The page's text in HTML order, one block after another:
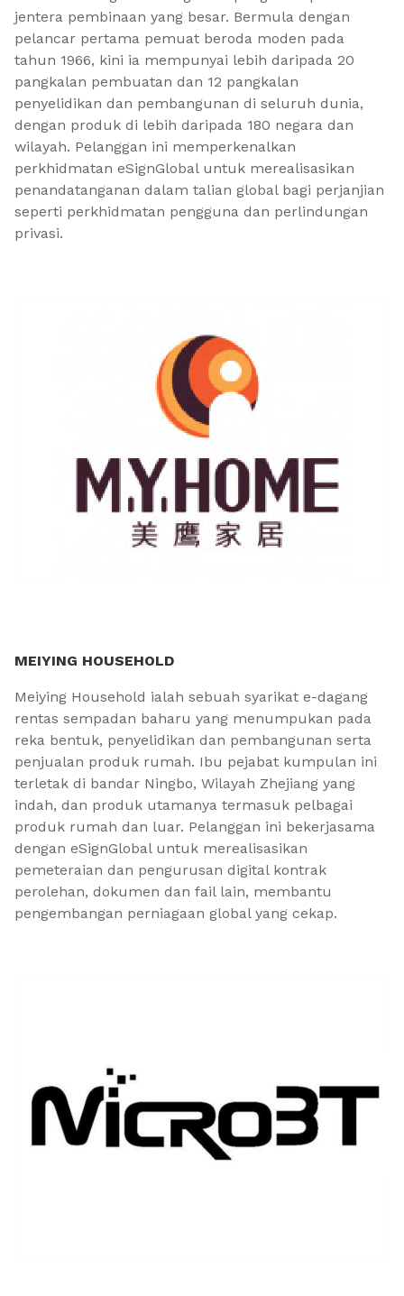
jentera pembinaan yang besar. Bermula dengan
pelancar pertama pemuat beroda moden pada
tahun 1966, kini ia mempunyai lebih daripada 20
pangkalan pembuatan dan 12 pangkalan
penyelidikan dan pembangunan di seluruh dunia,
dengan produk di lebih daripada 180 negara dan
wilayah. Pelanggan ini memperkenalkan
perkhidmatan eSignGlobal untuk merealisasikan
penandatanganan dalam talian global bagi perjanjian
seperti perkhidmatan pengguna dan perlindungan
privasi.
MEIYING HOUSEHOLD
Meiying Household ialah sebuah syarikat e-dagang
rentas sempadan baharu yang menumpukan pada
reka bentuk, penyelidikan dan pembangunan serta
penjualan produk rumah. Ibu pejabat kumpulan ini
terletak di bandar Ningbo, Wilayah Zhejiang yang
indah, dan produk utamanya termasuk pelbagai
produk rumah dan luar. Pelanggan ini bekerjasama
dengan eSignGlobal untuk merealisasikan
pemeteraian dan pengurusan digital kontrak
perolehan, dokumen dan fail lain, membantu
pengembangan perniagaan global yang cekap.